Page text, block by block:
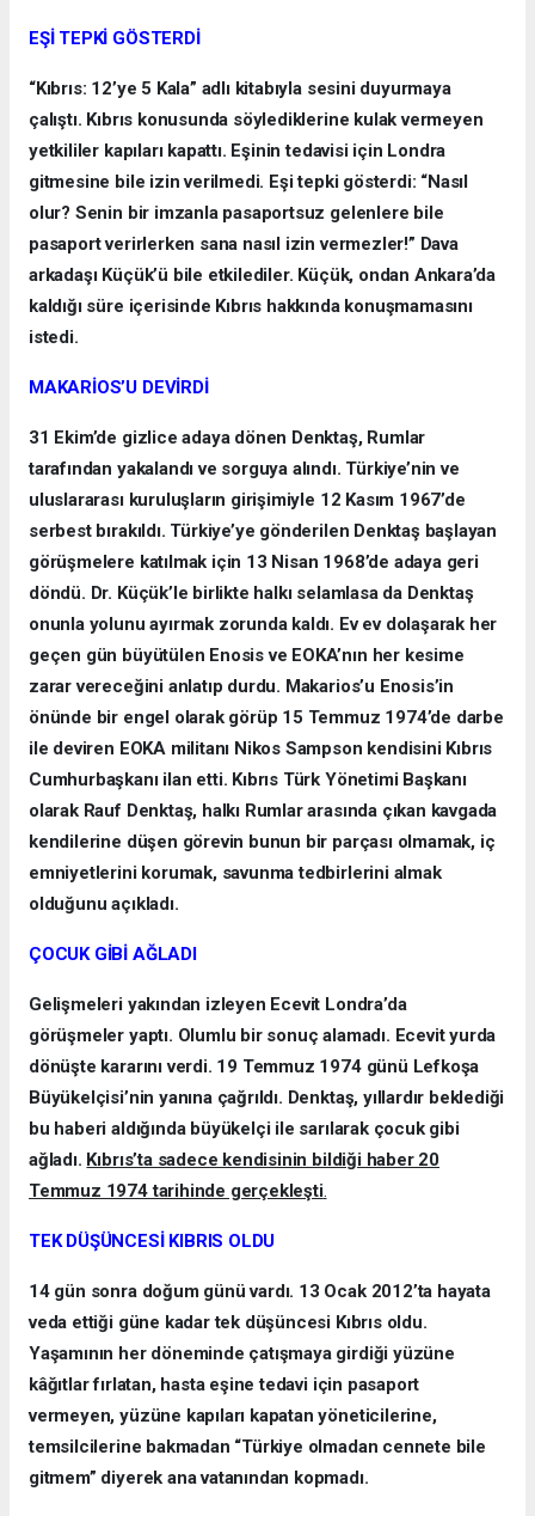
EŞİ TEPKİ GÖSTERDİ
“Kıbrıs: 12’ye 5 Kala” adlı kitabıyla sesini duyurmaya
çalıştı. Kıbrıs konusunda söylediklerine kulak vermeyen
yetkililer kapıları kapattı. Eşinin tedavisi için Londra
gitmesine bile izin verilmedi. Eşi tepki gösterdi: “Nasıl
olur? Senin bir imzanla pasaportsuz gelenlere bile
pasaport verirlerken sana nasıl izin vermezler!” Dava
arkadaşı Küçük’ü bile etkilediler. Küçük, ondan Ankara’da
kaldığı süre içerisinde Kıbrıs hakkında konuşmamasını
istedi.
MAKARİOS’U DEVİRDİ
31 Ekim’de gizlice adaya dönen Denktaş, Rumlar
tarafından yakalandı ve sorguya alındı. Türkiye’nin ve
uluslararası kuruluşların girişimiyle 12 Kasım 1967’de
serbest bırakıldı. Türkiye’ye gönderilen Denktaş başlayan
görüşmelere katılmak için 13 Nisan 1968’de adaya geri
döndü. Dr. Küçük’le birlikte halkı selamlasa da Denktaş
onunla yolunu ayırmak zorunda kaldı. Ev ev dolaşarak her
geçen gün büyütülen Enosis ve EOKA’nın her kesime
zarar vereceğini anlatıp durdu. Makarios’u Enosis’in
önünde bir engel olarak görüp 15 Temmuz 1974’de darbe
ile deviren EOKA militanı Nikos Sampson kendisini Kıbrıs
Cumhurbaşkanı ilan etti. Kıbrıs Türk Yönetimi Başkanı
olarak Rauf Denktaş, halkı Rumlar arasında çıkan kavgada
kendilerine düşen görevin bunun bir parçası olmamak, iç
emniyetlerini korumak, savunma tedbirlerini almak
olduğunu açıkladı.
ÇOCUK GİBİ AĞLADI
Gelişmeleri yakından izleyen Ecevit Londra’da
görüşmeler yaptı. Olumlu bir sonuç alamadı. Ecevit yurda
dönüşte kararını verdi. 19 Temmuz 1974 günü Lefkoşa
Büyükelçisi’nin yanına çağrıldı. Denktaş, yıllardır beklediği
bu haberi aldığında büyükelçi ile sarılarak çocuk gibi
ağladı. Kıbrıs’ta sadece kendisinin bildiği haber 20
Temmuz 1974 tarihinde gerçekleşti.
TEK DÜŞÜNCESİ KIBRIS OLDU
14 gün sonra doğum günü vardı. 13 Ocak 2012’ta hayata
veda ettiği güne kadar tek düşüncesi Kıbrıs oldu.
Yaşamının her döneminde çatışmaya girdiği yüzüne
kâğıtlar fırlatan, hasta eşine tedavi için pasaport
vermeyen, yüzüne kapıları kapatan yöneticilerine,
temsilcilerine bakmadan “Türkiye olmadan cennete bile
gitmem” diyerek ana vatanından kopmadı.